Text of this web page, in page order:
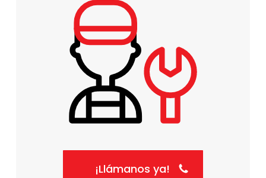
¡Llámanos ya!